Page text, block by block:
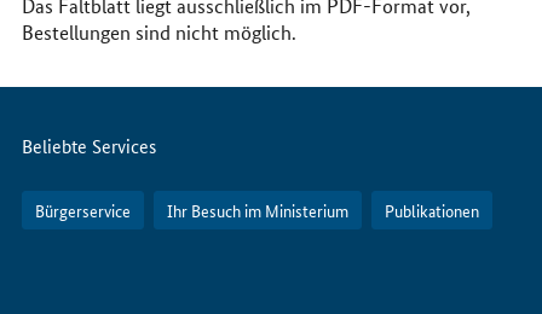
Das Faltblatt liegt ausschließlich im PDF-Format vor,
Bestellungen sind nicht möglich.
Servicemenü
Beliebte Services
Bürgerservice Ihr Besuch im Ministerium Publikationen